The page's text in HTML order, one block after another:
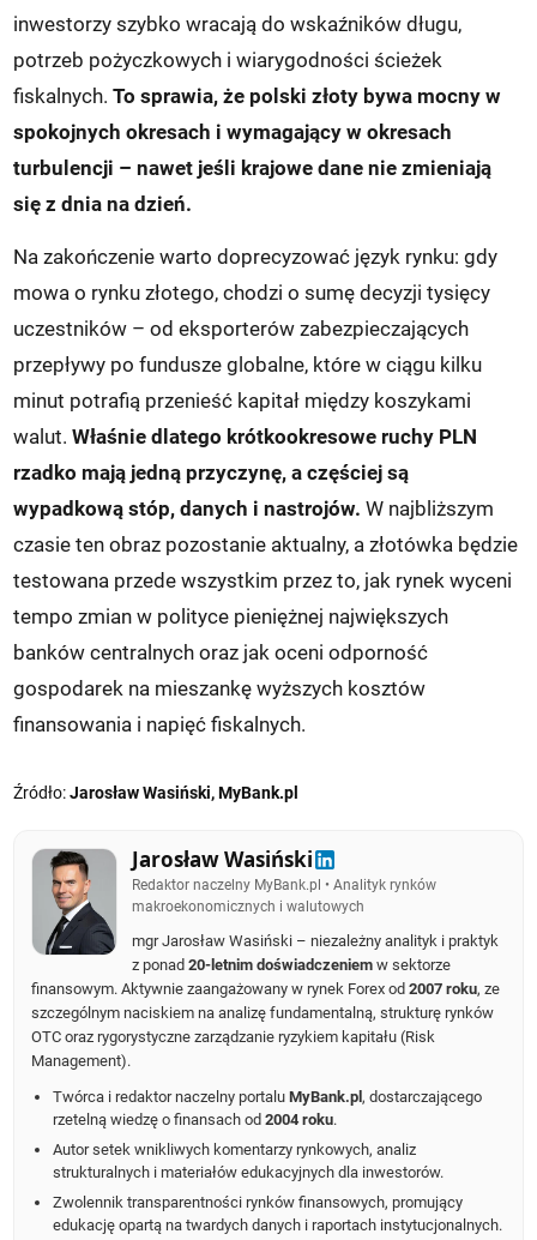
inwestorzy szybko wracają do wskaźników długu,
potrzeb pożyczkowych i wiarygodności ścieżek
fiskalnych.To sprawia, że polski złoty bywa mocny w
spokojnych okresach i wymagający w okresach
turbulencji – nawet jeśli krajowe dane nie zmieniają
się z dnia na dzień.
Na zakończenie warto doprecyzować język rynku: gdy
mowa o rynku złotego, chodzi o sumę decyzji tysięcy
uczestników – od eksporterów zabezpieczających
przepływy po fundusze globalne, które w ciągu kilku
minut potrafią przenieść kapitał między koszykami
walut.Właśnie dlatego krótkookresowe ruchy PLN
rzadko mają jedną przyczynę, a częściej są
wypadkową stóp, danych i nastrojów. W najbliższym
czasie ten obraz pozostanie aktualny, a złotówka będzie
testowana przede wszystkim przez to, jak rynek wyceni
tempo zmian w polityce pieniężnej największych
banków centralnych oraz jak oceni odporność
gospodarek na mieszankę wyższych kosztów
finansowania i napięć fiskalnych.
Źródło:Jarosław Wasiński, MyBank.pl
Jarosław Wasiński
Redaktor naczelny MyBank.pl • Analityk rynków
makroekonomicznych i walutowych
mgr Jarosław Wasiński – niezależny analityk i praktyk
z ponad20-letnim doświadczeniem w sektorze
finansowym. Aktywnie zaangażowany w rynek Forex od2007 roku, ze
szczególnym naciskiem na analizę fundamentalną, strukturę rynków
OTC oraz rygorystyczne zarządzanie ryzykiem kapitału (Risk
Management).
Twórca i redaktor naczelny portaluMyBank.pl, dostarczającego
rzetelną wiedzę o finansach od2004 roku.
Autor setek wnikliwych komentarzy rynkowych, analiz
strukturalnych i materiałów edukacyjnych dla inwestorów.
Zwolennik transparentności rynków finansowych, promujący
edukację opartą na twardych danych i raportach instytucjonalnych.